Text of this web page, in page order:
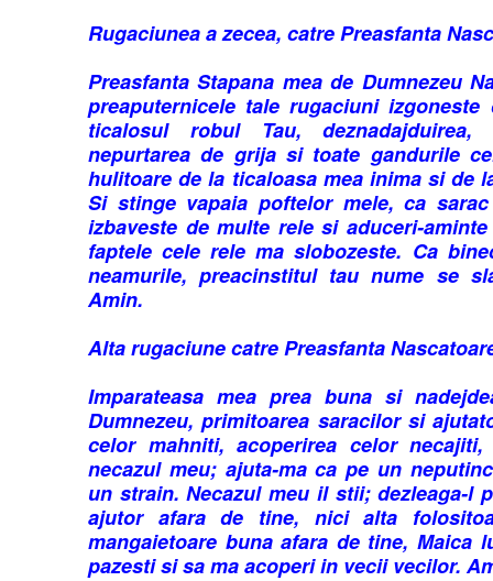
Rugaciunea a zecea, catre Preasfanta
Preasfanta Stapana mea de Dumnezeu
preaputernicele tale rugaciuni
ticalosul robul Tau, deznadajduirea,
nepurtarea de grija si toate gandurile
hulitoare de la ticaloasa mea inima si de
Si stinge vapaia poftelor mele, ca
izbaveste de multe rele si aduceri-
faptele cele rele ma slobozeste. Ca
neamurile, preacinstitul tau nume se
Amin.
Alta rugaciune catre Preasfanta
Imparateasa mea prea buna si
Dumnezeu, primitoarea saracilor si
celor mahniti, acoperirea celor
necazul meu; ajuta-ma ca pe un
un strain. Necazul meu il stii; dezleaga-l
ajutor afara de tine, nici alta
mangaietoare buna afara de tine, Maica
pazesti si sa ma acoperi in vecii vecilor.